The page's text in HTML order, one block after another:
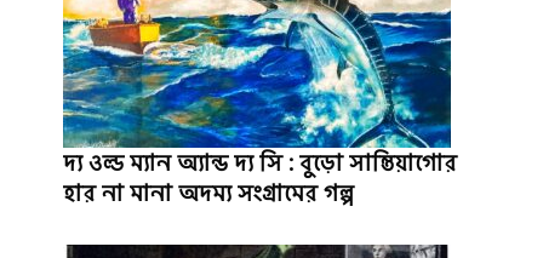
দ্য ওল্ড ম্যান অ্যান্ড দ্য সি : বুড়ো সান্তিয়াগোর
হার না মানা অদম্য সংগ্রামের গল্প